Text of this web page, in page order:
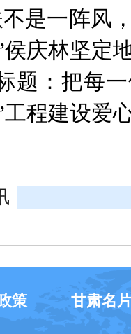
不是一阵风
侯庆林坚定
标题：把每
工程建设爱
策 甘肃名